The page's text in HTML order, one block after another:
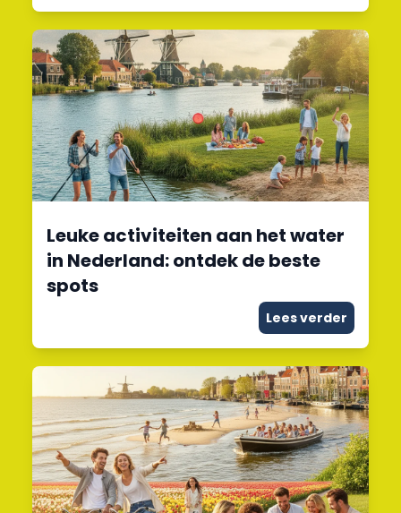
Leuke activiteiten aan het water
in Nederland: ontdek de beste
spots
Lees verder